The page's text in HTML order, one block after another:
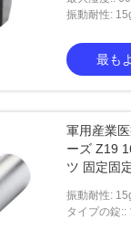
振動耐性:
最も
軍用産業
ーズ Z19
ツ 固定固
振動耐性:
タイプの錠::